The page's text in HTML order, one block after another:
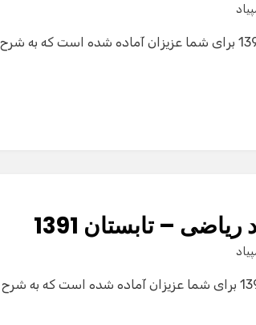
اعلام مدال هاي كشوري المپیاد شیمی – تابستان 1391 برای شما عزیزان آماده شده است که به شرح
– تابستان 1391
اعلام مدال هاي كشوري المپیاد ریاضی – تابستان 1391 برای شما عزیزان آماده شده است که به شرح